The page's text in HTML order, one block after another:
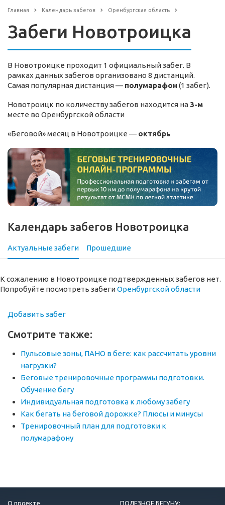
Главная Календарь забегов Оренбургская область
Забеги Новотроицка
В Новотроицке проходит 1 официальный забег. В
рамках данных забегов организовано 8 дистанций.
Самая популярная дистанция — полумарафон (1 забег).
Новотроицк по количеству забегов находится на3-м
месте во Оренбургской области
«Беговой» месяц в Новотроицке — октябрь
Календарь забегов Новотроицка
Актуальные забеги Прошедшие
К сожалению в Новотроицке подтвержденных забегов нет.
Попробуйте посмотреть забегиОренбургской области
Добавить забег
Смотрите также:
Пульсовые зоны, ПАНО в беге: как рассчитать уровни
нагрузки?
Беговые тренировочные программы подготовки.
Обучение бегу
Индивидуальная подготовка к любому забегу
Как бегать на беговой дорожке? Плюсы и минусы
Тренировочный план для подготовки к
полумарафону
О проекте
ПОЛЕЗНОЕ БЕГУНУ: